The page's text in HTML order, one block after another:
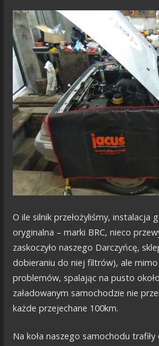
O ile silnik przełożyliśmy, instalacja
oryginalna – marki BRC, nieco
zaskoczyło naszego Darczyńcę,
dobieraniu do niej filtrów), ale
problemów, spalając na pusto
załadowanym samochodzie nie
każde przejechane 100km.
Na koła naszego samochodu